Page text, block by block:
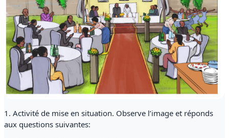
1. Activité de mise en situation. Observe l’image et réponds
aux questions suivantes: